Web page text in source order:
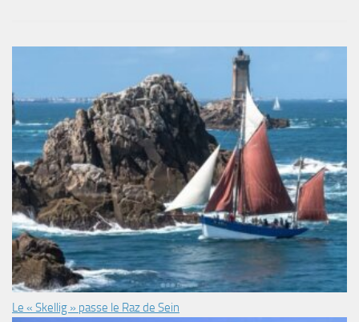
Le « Skellig » passe le Raz de Sein